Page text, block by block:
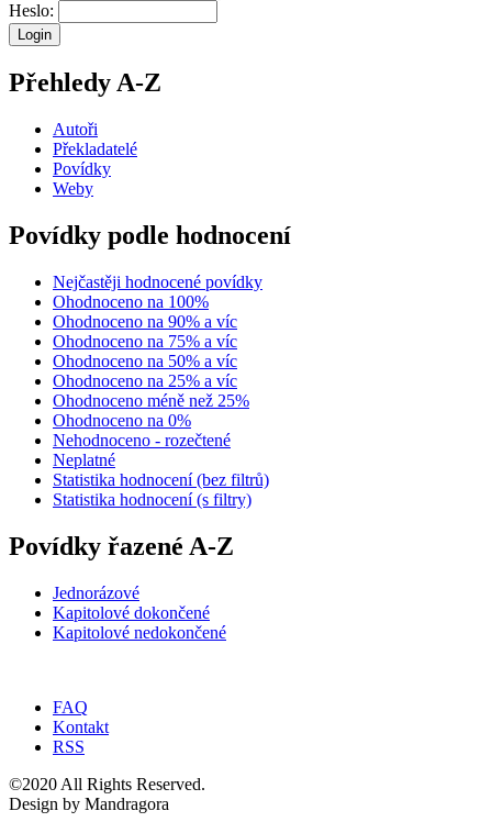
Heslo:
Přehledy A-Z
Autoři
Překladatelé
Povídky
Weby
Povídky podle hodnocení
Nejčastěji hodnocené povídky
Ohodnoceno na 100%
Ohodnoceno na 90% a víc
Ohodnoceno na 75% a víc
Ohodnoceno na 50% a víc
Ohodnoceno na 25% a víc
Ohodnoceno méně než 25%
Ohodnoceno na 0%
Nehodnoceno - rozečtené
Neplatné
Statistika hodnocení (bez filtrů)
Statistika hodnocení (s filtry)
Povídky řazené A-Z
Jednorázové
Kapitolové dokončené
Kapitolové nedokončené
FAQ
Kontakt
RSS
©2020 All Rights Reserved.
Design by Mandragora